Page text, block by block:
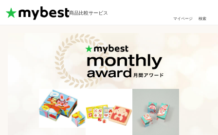
商品比較サービス
マイページ 検索